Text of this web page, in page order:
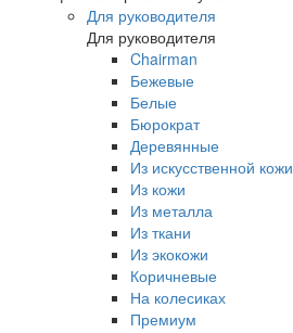
Для руководителя
Для руководителя
Chairman
Бежевые
Белые
Бюрократ
Деревянные
Из искусственной кожи
Из кожи
Из металла
Из ткани
Из экокожи
Коричневые
На колесиках
Премиум